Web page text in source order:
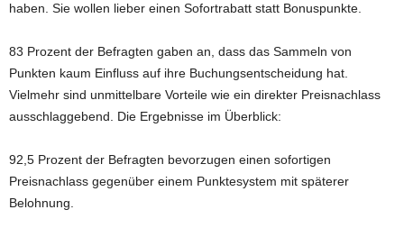
haben. Sie wollen lieber einen Sofortrabatt statt Bonuspunkte.
83 Prozent der Befragten gaben an, dass das Sammeln von
Punkten kaum Einfluss auf ihre Buchungsentscheidung hat.
Vielmehr sind unmittelbare Vorteile wie ein direkter Preisnachlass
ausschlaggebend. Die Ergebnisse im Überblick:
92,5 Prozent der Befragten bevorzugen einen sofortigen
Preisnachlass gegenüber einem Punktesystem mit späterer
Belohnung.